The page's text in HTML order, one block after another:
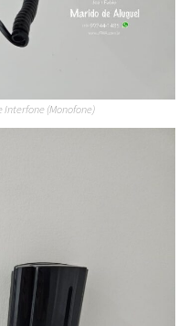
Interfone (Monofone)